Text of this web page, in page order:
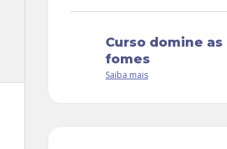
curso domine as 8
fomes
Saiba mais